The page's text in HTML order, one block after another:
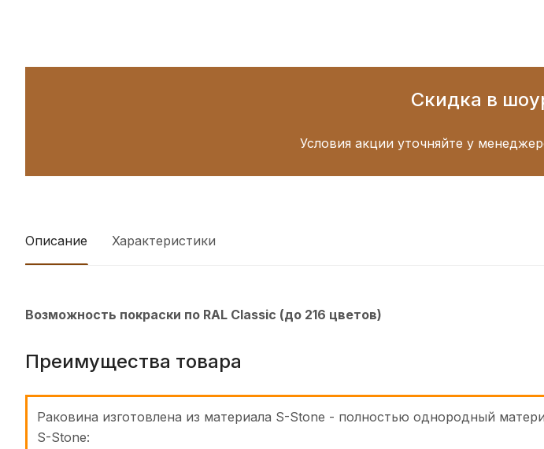
Скидка в
Условия акции уточняйте у
Описание Характеристики
Возможность покраски по RAL Classic (до 216 цветов)
Преимущества товара
Раковина изготовлена из материала S-Stone - полностью однородный
S-Stone: